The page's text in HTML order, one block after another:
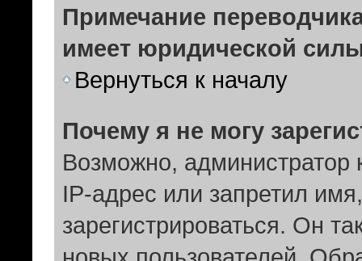
Примечание
имеет юридической
Вернуться к началу
Почему я не могу
Возможно,
IP-адрес или запретил
зарегистрироваться. Он